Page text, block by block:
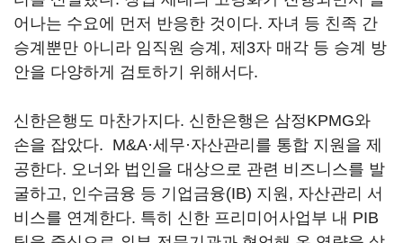
어나는 수요에 먼저 반응한 것이다. 자녀 등 친족 간
승계뿐만 아니라 임직원 승계, 제3자 매각 등 승계 방
안을 다양하게 검토하기 위해서다.
신한은행도 마찬가지다. 신한은행은 삼정KPMG와
손을 잡았다. M&A·세무·자산관리를 통합 지원을 제
공한다. 오너와 법인을 대상으로 관련 비즈니스를 발
굴하고, 인수금융 등 기업금융(IB) 지원, 자산관리 서
비스를 연계한다. 특히 신한 프리미어사업부 내 PIB